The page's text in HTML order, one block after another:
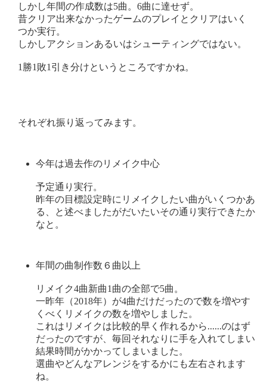
しかし年間の作成数は5曲。6曲に達せず。
昔クリア出来なかったゲームのプレイとクリアはいく
つか実行。
しかしアクションあるいはシューティングではない。
1勝1敗1引き分けというところですかね。
それぞれ振り返ってみます。
今年は過去作のリメイク中心
予定通り実行。
昨年の目標設定時にリメイクしたい曲がいくつかあ
る、と述べましたがだいたいその通り実行できたか
なと。
年間の曲制作数６曲以上
リメイク4曲新曲1曲の全部で5曲。
一昨年（2018年）が4曲だけだったので数を増やす
くべくリメイクの数を増やしました。
これはリメイクは比較的早く作れるから......のはず
だったのですが、毎回それなりに手を入れてしまい
結果時間がかかってしまいました。
選曲やどんなアレンジをするかにも左右されます
ね。